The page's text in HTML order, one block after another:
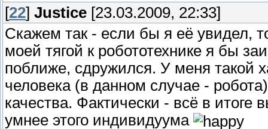
[22] Justice [23.03.2009, 22:33]
Скажем так - если бы я её увидел,
моей тягой к робототехнике я бы
поближе, сдружился. У меня такой
человека (в данном случае -
качества. Фактически - всё в итоге
умнее этого индивидуума